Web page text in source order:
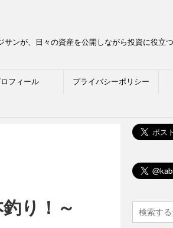
ンが、日々の資産を公開しながら投資に役立
フィール プライバシーポリシー
り！～